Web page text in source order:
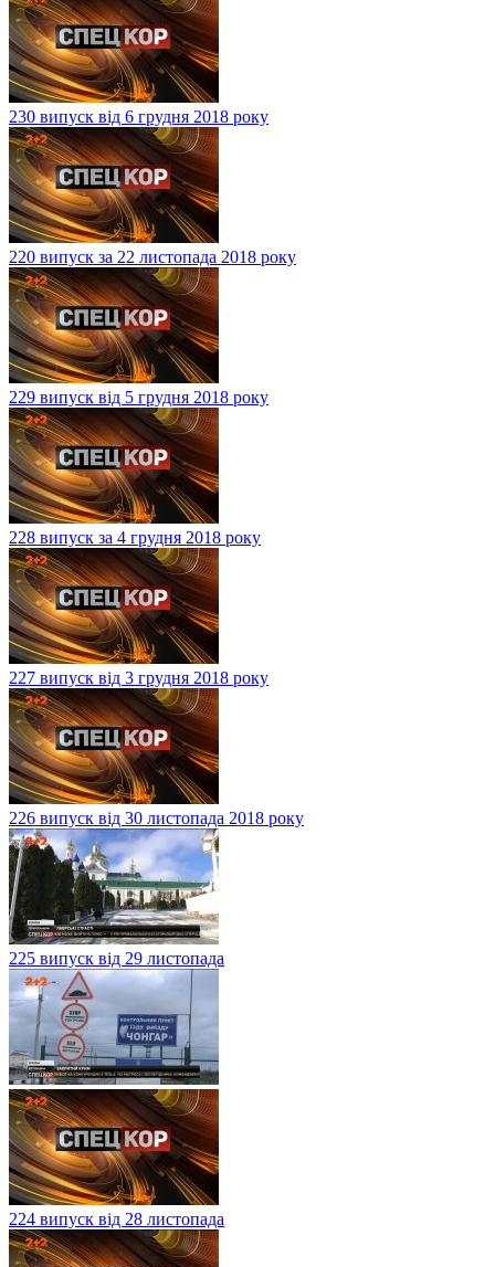
230 випуск від 6 грудня 2018 року
220 випуск за 22 листопада 2018 року
229 випуск від 5 грудня 2018 року
228 випуск за 4 грудня 2018 року
227 випуск від 3 грудня 2018 року
226 випуск від 30 листопада 2018 року
225 випуск від 29 листопада
224 випуск від 28 листопада